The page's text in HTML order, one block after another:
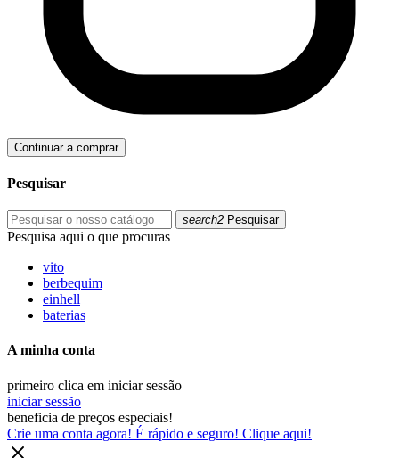
Continuar a comprar
Pesquisar
search2 Pesquisar
Pesquisa aqui o que procuras
vito
berbequim
einhell
baterias
A minha conta
primeiro clica em iniciar sessão
iniciar sessão
beneficia de preços especiais!
Crie uma conta agora! É rápido e seguro! Clique aqui!